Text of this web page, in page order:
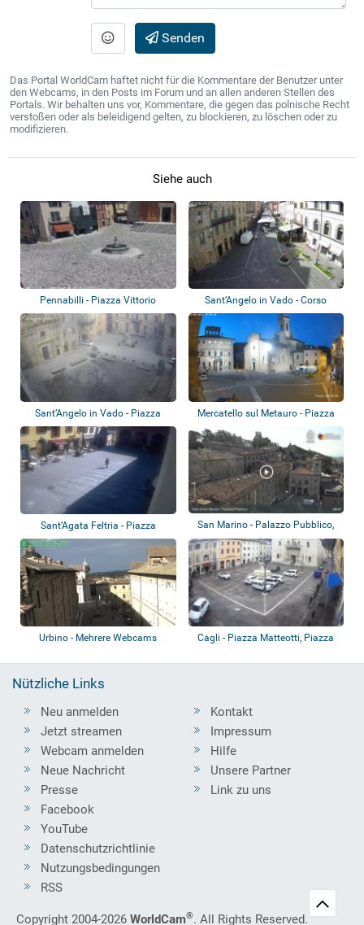
Senden
Das Portal WorldCam haftet nicht für die Kommentare der Benutzer unter
den Webcams, in den Posts im Forum und an allen anderen Stellen des
Portals. Wir behalten uns vor, Kommentare, die gegen das polnische Recht
verstoßen oder als beleidigend gelten, zu blockieren, zu löschen oder zu
modifizieren.
Siehe auch
Pennabilli - Piazza Vittorio
Emanuele II
Sant’Angelo in Vado - Corso
Garibaldi
Sant’Angelo in Vado - Piazza
Umberto I
Mercatello sul Metauro - Piazza
Sant’Agata Feltria - Piazza
Garibaldi
San Marino - Palazzo Pubblico,
Piazza de...
Urbino - Mehrere Webcams
Cagli - Piazza Matteotti, Piazza
Nützliche Links
Neu anmelden
Jetzt streamen
Webcam anmelden
Neue Nachricht
Presse
Kontakt
Impressum
Hilfe
Unsere Partner
Link zu uns
Facebook
YouTube
Datenschutzrichtlinie
Nutzungsbedingungen
RSS
Copyright 2004-2026 WorldCam®. All Rights Reserved.